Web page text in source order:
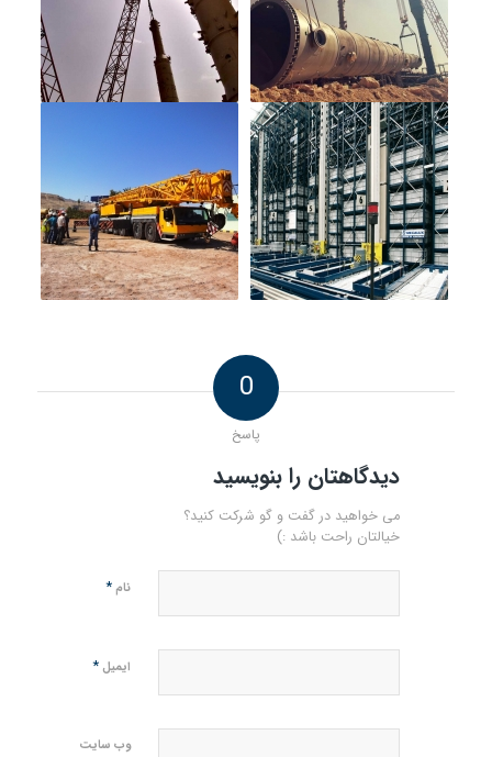
0
پاسخ
دیدگاهتان را بنویسید
می خواهید در گفت و گو شرکت کنید؟
خیالتان راحت باشد :)
نام *
ایمیل *
وب‌ سایت